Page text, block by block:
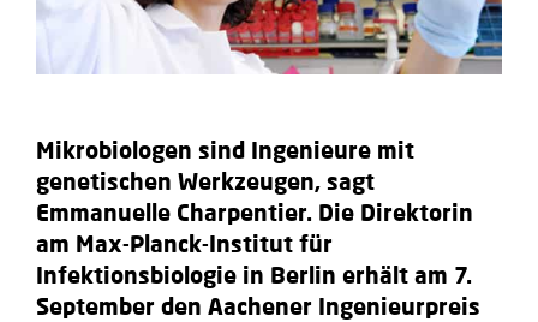
Mikrobiologen sind Ingenieure mit
genetischen Werkzeugen, sagt
Emmanuelle Charpentier. Die Direktorin
am Max-Planck-Institut für
Infektionsbiologie in Berlin erhält am 7.
September den Aachener Ingenieurpreis